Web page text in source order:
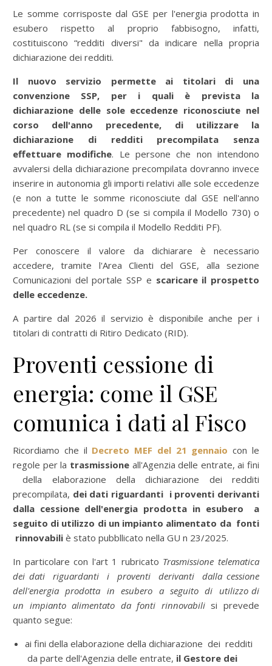
Le somme corrisposte dal GSE per l'energia prodotta in
esubero rispetto al proprio fabbisogno, infatti,
costituiscono “redditi diversi" da indicare nella propria
dichiarazione dei redditi.
Il nuovo servizio permette ai titolari di una
convenzione SSP, per i quali è prevista la
dichiarazione delle sole eccedenze riconosciute nel
corso dell'anno precedente, di utilizzare la
dichiarazione di redditi precompilata senza
effettuare modifiche. Le persone che non intendono
avvalersi della dichiarazione precompilata dovranno invece
inserire in autonomia gli importi relativi alle sole eccedenze
(e non a tutte le somme riconosciute dal GSE nell'anno
precedente) nel quadro D (se si compila il Modello 730) o
nel quadro RL (se si compila il Modello Redditi PF).
Per conoscere il valore da dichiarare è necessario
accedere, tramite l'Area Clienti del GSE, alla sezione
Comunicazioni del portale SSP e scaricare il prospetto
delle eccedenze.
A partire dal 2026 il servizio è disponibile anche per i
titolari di contratti di Ritiro Dedicato (RID).
Proventi cessione di
energia: come il GSE
comunica i dati al Fisco
Ricordiamo che il Decreto MEF del 21 gennaio con le
regole per la trasmissioneall'Agenzia delle entrate, ai fini
della elaborazione della dichiarazione dei redditi
precompilata, dei dati riguardanti i proventi derivanti
dalla cessione dell'energia prodotta in esubero a
seguito di utilizzo di un impianto alimentato da fonti
rinnovabili è stato pubbllicato nella GU n 23/2025.
In particolare con l'art 1 rubricato Trasmissione telematica
dei dati riguardanti i proventi derivanti dalla cessione
dell'energia prodotta in esubero a seguito di utilizzo di
un impianto alimentato da fonti rinnovabili si prevede
quanto segue:
ai fini della elaborazione della dichiarazione dei redditi
da parte dell'Agenzia delle entrate, il Gestore dei